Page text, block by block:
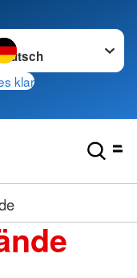
wechseln zu
klar